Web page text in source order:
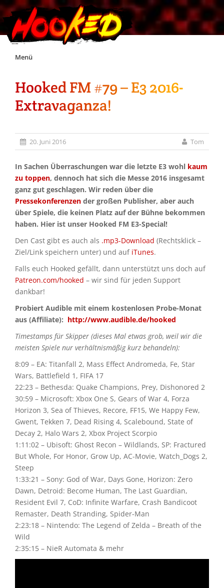
Skip
Menü
Unterstützt Hooked!
Exklusiv für Supporter*innen
Impressum
Discord
Hooked FM #79 – E3 2016-
Extravaganza!
20. Juni 2016 Tom
In Sachen Überraschungen war die letzte E3 wohl kaum
zu toppen, dennoch hat sich die Messe 2016 insgesamt
ganz gut geschlagen. Wir reden über die
Pressekonferenzen der großen Publisher, aber auch
über Spiele, die keinen Platz auf der Bühne bekommen
haben. Hier ist unser Hooked FM E3-Special!
Den Cast gibt es auch als .mp3-Download (Rechtsklick –
Ziel/Link speichern unter) und auf iTunes.
Falls euch Hooked gefällt, dann unterstützt uns doch auf
Patreon.com/hooked – wir sind für jeden Support
dankbar!
Probiert Audible mit einem kostenlosen Probe-Monat
aus (Affiliate): http://www.audible.de/hooked
Timestamps für Skipper (dieses Mal etwas grob, weil wir die
meisten Spiele nur verhältnismäßig kurz behandeln):
8:09 – EA: Titanfall 2, Mass Effect Andromeda, Fe, Star
Wars, Battlefield 1, FIFA 17
22:23 – Bethesda: Quake Champions, Prey, Dishonored 2
30:59 – Microsoft: Xbox One S, Gears of War 4, Forza
Horizon 3, Sea of Thieves, Recore, FF15, We Happy Few,
Gwent, Tekken 7, Dead Rising 4, Scalebound, State of
Decay 2, Halo Wars 2, Xbox Project Scorpio
1:11:02 – Ubisoft: Ghost Recon – Wildlands, SP: Fractured
But Whole, For Honor, Grow Up, AC-Movie, Watch_Dogs 2,
Steep
1:33:21 – Sony: God of War, Days Gone, Horizon: Zero
Dawn, Detroid: Become Human, The Last Guardian,
Resident Evil 7, CoD: Infinite Warfare, Crash Bandicoot
Remaster, Death Stranding, Spider-Man
2:23:18 – Nintendo: The Legend of Zelda – Breath of the
Wild
2:35:15 – NieR Automata & mehr